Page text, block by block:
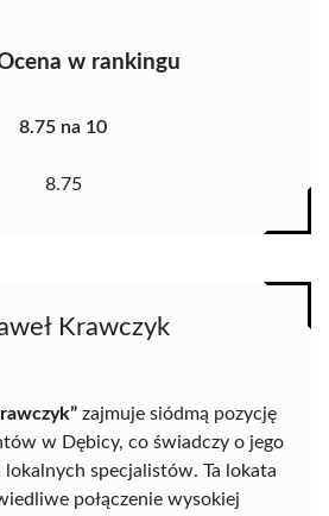
w rankingu
8.75 na 10
8.75
Krawczyk
zajmuje siódmą pozycję
w Dębicy, co świadczy o jego
specjalistów. Ta lokata
połączenie wysokiej